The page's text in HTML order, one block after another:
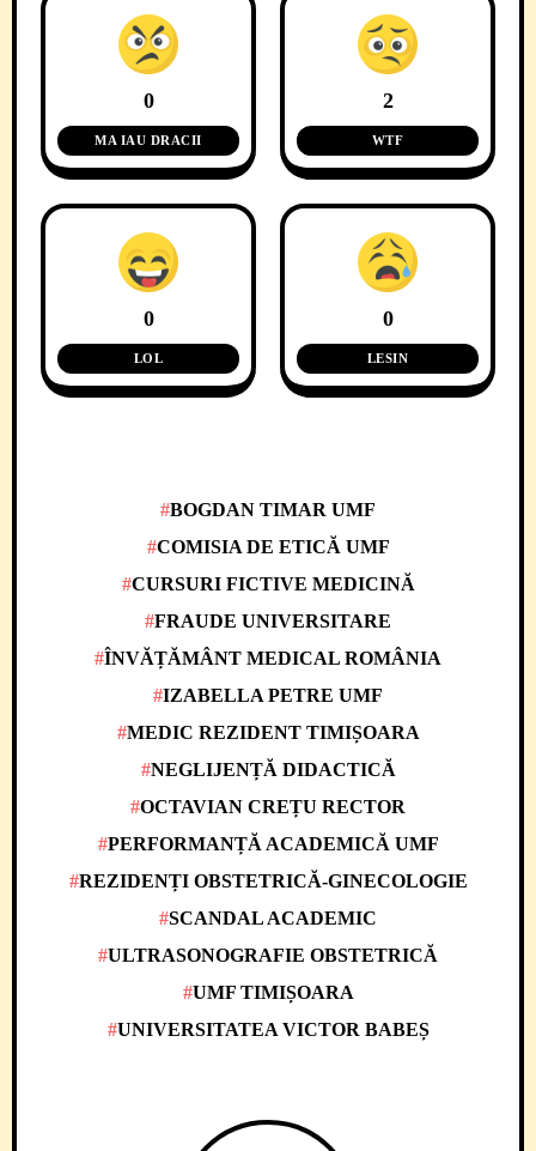
0
MA IAU DRACII
2
WTF
0
LOL
0
LESIN
BOGDAN TIMAR UMF
COMISIA DE ETICĂ UMF
CURSURI FICTIVE MEDICINĂ
FRAUDE UNIVERSITARE
ÎNVĂȚĂMÂNT MEDICAL ROMÂNIA
IZABELLA PETRE UMF
MEDIC REZIDENT TIMIȘOARA
NEGLIJENȚĂ DIDACTICĂ
OCTAVIAN CREȚU RECTOR
PERFORMANȚĂ ACADEMICĂ UMF
REZIDENȚI OBSTETRICĂ-GINECOLOGIE
SCANDAL ACADEMIC
ULTRASONOGRAFIE OBSTETRICĂ
UMF TIMIȘOARA
UNIVERSITATEA VICTOR BABEȘ